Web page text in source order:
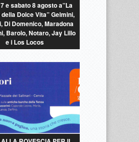
e sabato 8 agosto a”La
Dolce Vita” Gelmini,
Di Domenico, Maradona
Barolo, Notaro, Jay Lillo
e i Los Locos